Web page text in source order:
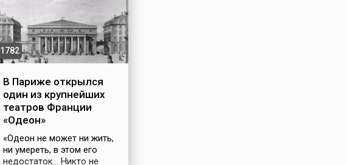
1782
В Париже открылся
один из крупнейших
театров Франции
«Одеон»
«Одеон не может ни жить,
ни умереть, в этом его
недостаток… Никто не